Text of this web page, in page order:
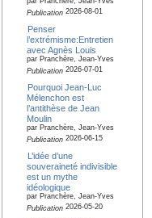
Publication2026-08-01
Penser
l’extrémisme:Entretien
avec Agnès Louis
par Pranchère, Jean-Yves
Publication2026-07-01
Pourquoi Jean-Luc
Mélenchon est
l’antithèse de Jean
Moulin
par Pranchère, Jean-Yves
Publication2026-06-15
L’idée d’une
souveraineté indivisible
est un mythe
idéologique
par Pranchère, Jean-Yves
Publication2026-05-20